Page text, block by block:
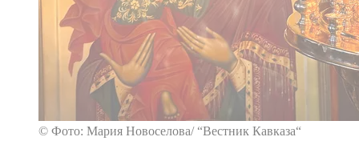
© Фото: Мария Новоселова/ “Вестник Кавказа“